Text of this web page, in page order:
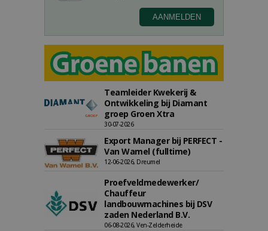
Teamleider Kwekerij &
Ontwikkeling bij Diamant
groep Groen Xtra
30-07-2026
Export Manager bij PERFECT -
Van Wamel (fulltime)
12-06-2026, Dreumel
Proefveldmedewerker/
Chauffeur
landbouwmachines bij DSV
zaden Nederland B.V.
06-08-2026, Ven-Zelderheide